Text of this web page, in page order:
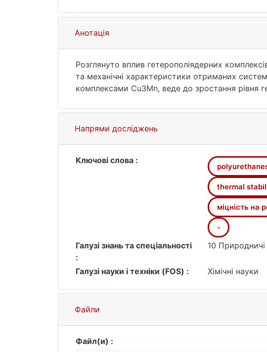
Анотація
Розглянуто вплив гетерополіядерних
та механічні характеристики отриманих
комплексами Cu3Mn, веде до зростання рівня
за рахунок підвищення сегментальної
Напрями досліджень
Ключові слова :
thermal
міцність на
-
Галузі знань та спеціальності
:
10 Природничі
Галузі науки і техніки (FOS) : Хімічні науки
Файли
Файл(и) :